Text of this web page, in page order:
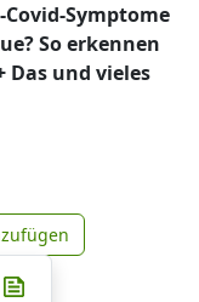
Symptome
So erkennen
Das und vieles
zu Google
Whatsapp
auf Telegram
auf X